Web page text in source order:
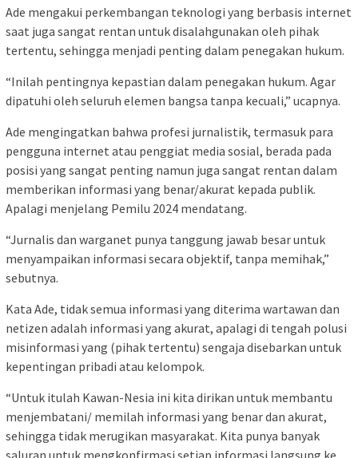
Ade mengakui perkembangan teknologi yang berbasis internet
saat juga sangat rentan untuk disalahgunakan oleh pihak
tertentu, sehingga menjadi penting dalam penegakan hukum.
“Inilah pentingnya kepastian dalam penegakan hukum. Agar
dipatuhi oleh seluruh elemen bangsa tanpa kecuali,” ucapnya.
Ade mengingatkan bahwa profesi jurnalistik, termasuk para
pengguna internet atau penggiat media sosial, berada pada
posisi yang sangat penting namun juga sangat rentan dalam
memberikan informasi yang benar/akurat kepada publik.
Apalagi menjelang Pemilu 2024 mendatang.
“Jurnalis dan warganet punya tanggung jawab besar untuk
menyampaikan informasi secara objektif, tanpa memihak,”
sebutnya.
Kata Ade, tidak semua informasi yang diterima wartawan dan
netizen adalah informasi yang akurat, apalagi di tengah polusi
misinformasi yang (pihak tertentu) sengaja disebarkan untuk
kepentingan pribadi atau kelompok.
“Untuk itulah Kawan-Nesia ini kita dirikan untuk membantu
menjembatani/ memilah informasi yang benar dan akurat,
sehingga tidak merugikan masyarakat. Kita punya banyak